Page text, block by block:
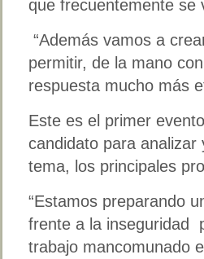
que frecuentemente se
“Además vamos a
permitir, de la mano
respuesta mucho más
Este es el primer
candidato para
tema, los principales
“Estamos preparando
frente a la inseguridad
trabajo mancomunado